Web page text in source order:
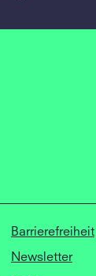
Barrierefreiheit
Newsletter